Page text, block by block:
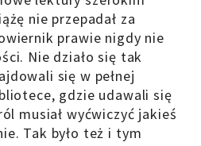
nie przepadał za
prawie nigdy nie
Nie działo się tak
się w pełnej
gdzie udawali się
musiał wyćwiczyć jakieś
Tak było też i tym